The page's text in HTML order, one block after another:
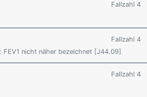
Fallzahl 4
Fallzahl 4
nicht näher bezeichnet [J44.09]
Fallzahl 4